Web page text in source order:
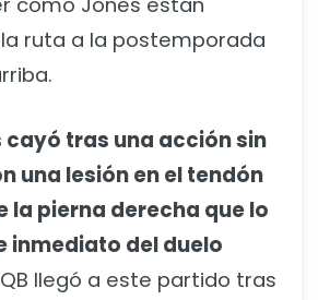
ruta a la postemporada
cayó tras una acción sin
una lesión en el tendón
la pierna derecha que lo
inmediato del duelo
QB llegó a este partido tras